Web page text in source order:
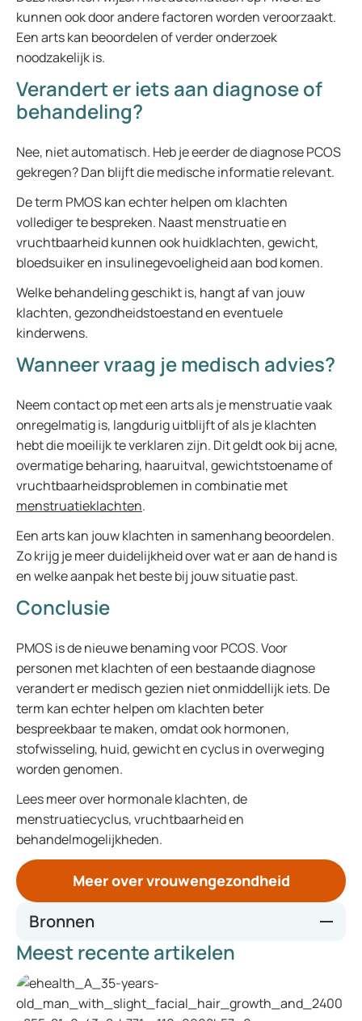
kunnen ook door andere factoren worden veroorzaakt.
Een arts kan beoordelen of verder onderzoek
noodzakelijk is.
Verandert er iets aan diagnose of
behandeling?
Nee, niet automatisch. Heb je eerder de diagnose PCOS
gekregen? Dan blijft die medische informatie relevant.
De term PMOS kan echter helpen om klachten
vollediger te bespreken. Naast menstruatie en
vruchtbaarheid kunnen ook huidklachten, gewicht,
bloedsuiker en insulinegevoeligheid aan bod komen.
Welke behandeling geschikt is, hangt af van jouw
klachten, gezondheidstoestand en eventuele
kinderwens.
Wanneer vraag je medisch advies?
Neem contact op met een arts als je menstruatie vaak
onregelmatig is, langdurig uitblijft of als je klachten
hebt die moeilijk te verklaren zijn. Dit geldt ook bij acne,
overmatige beharing, haaruitval, gewichtstoename of
vruchtbaarheidsproblemen in combinatie met
menstruatieklachten.
Een arts kan jouw klachten in samenhang beoordelen.
Zo krijg je meer duidelijkheid over wat er aan de hand is
en welke aanpak het beste bij jouw situatie past.
Conclusie
PMOS is de nieuwe benaming voor PCOS. Voor
personen met klachten of een bestaande diagnose
verandert er medisch gezien niet onmiddellijk iets. De
term kan echter helpen om klachten beter
bespreekbaar te maken, omdat ook hormonen,
stofwisseling, huid, gewicht en cyclus in overweging
worden genomen.
Lees meer over hormonale klachten, de
menstruatiecyclus, vruchtbaarheid en
behandelmogelijkheden.
Meer over vrouwengezondheid
Bronnen
Polyendocrine Metabolic Ovarian Syndrome: New
name to improve diagnosis and care of condition
affecting 170 million women worldwide | Endocrine
Society
Meest recente artikelen